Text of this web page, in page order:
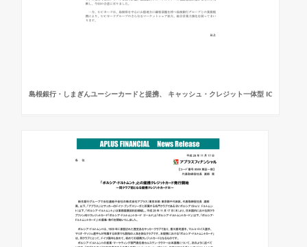
島根銀行・しまぎんユーシーカードと提携、 キャッシュ・クレジット一体型 IC